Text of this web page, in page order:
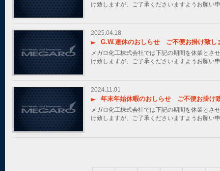
け致しますが、ご了承くださいますようお願
2025.04.18
G.W.連休のおしらせ ご不便お掛け致し
メガロ化工株式会社では下記の期間を休業とさ
け致しますが、ご了承くださいますようお願
2024.11.01
年末年始休暇のおしらせ ご不便お掛け
メガロ化工株式会社では下記の期間を休業とさ
け致しますが、ご了承くださいますようお願